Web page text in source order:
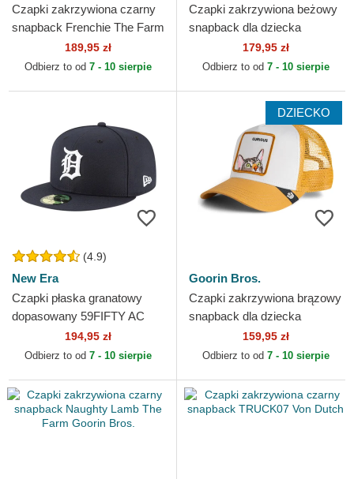
Czapki zakrzywiona czarny
snapback Frenchie The Farm
Goorin Bros.189,95 zł
Odbierz to od 7 - 10 sierpie
Czapki zakrzywiona beżowy
snapback dla dziecka
Panther Mini The Farm
Goorin Bros.
179,95 zł
Odbierz to od 7 - 10 sierpie
(4.9)
New Era
Czapki płaska granatowy
dopasowany 59FIFTY AC
Perf Detroit Tigers MLB New
Era
194,95 zł
Odbierz to od 7 - 10 sierpie
DZIECKO
Goorin Bros.
Czapki zakrzywiona brązowy
snapback dla dziecka
Curious Cat Mini The Farm
Goorin Bros.
159,95 zł
Odbierz to od 7 - 10 sierpie